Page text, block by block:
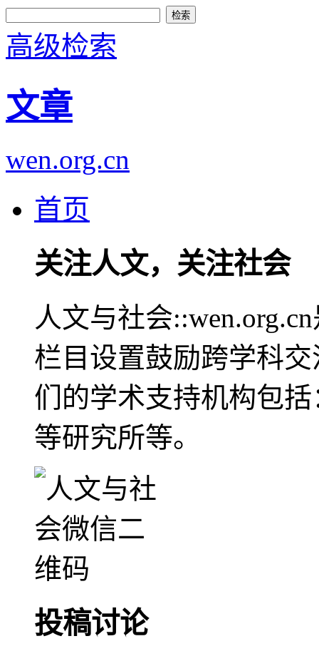
高级检索
文章
wen.org.cn
首页
关注人文，关注社会
人文与社会
栏目设置鼓励跨学科
们的学术支持机构包
等研究所等。
投稿讨论